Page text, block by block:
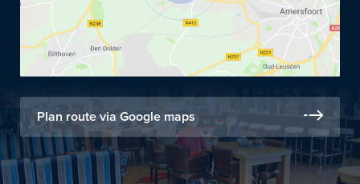
Plan route via Google maps